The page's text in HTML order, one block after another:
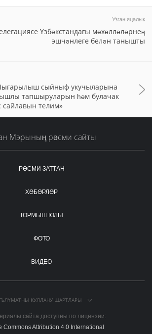
Узган яңалык
Үзбәкстандагы мәхәлләләрнең
эшчәнлеге белән танышты
сыйныф укучыларына
тапшыруларын һәм булачак
сайлавын телим»
Мэрының рәсми сайты
РӘСМИ ЗАТТАН
ХӘБӘРЛӘР
ТОРМЫШ ЮЛЫ
ФОТО
ВИДЕО
КУЛЛАНУ ШАРТЛАРЫ
сайта доступны по лицензии:
Commons Attribution 4.0 International